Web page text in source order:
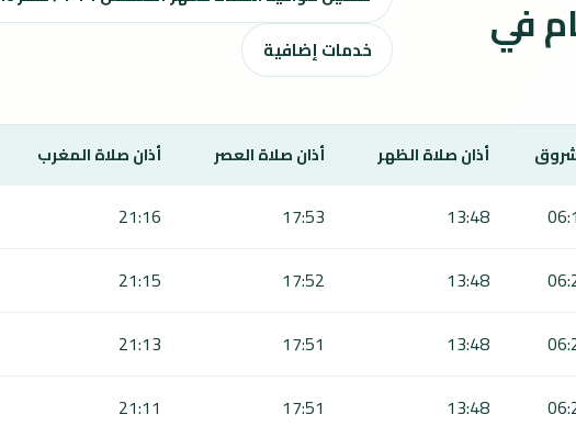
الصلاة لمدة 7 أيام في
خدمات إضافية
أذان صلاة الظهر أذان صلاة العصر أذان صلاة المغرب
13:48
17:53
21:16
13:48
17:52
21:15
13:48
17:51
21:13
13:48
17:51
21:11